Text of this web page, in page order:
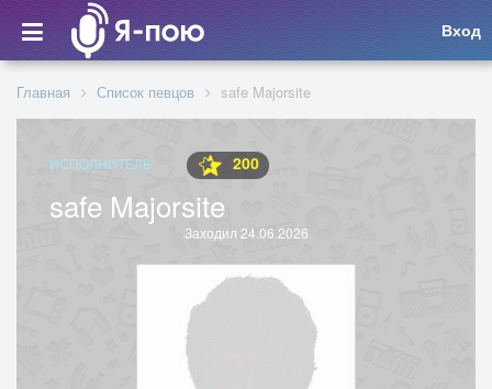
Вход
Главная Список певцов safe Majorsite
ИСПОЛНИТЕЛЬ 200
safe Majorsite
Заходил 24.06.2026